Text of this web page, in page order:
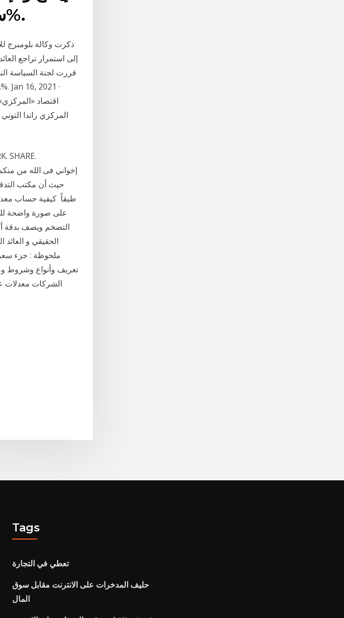
سعر الائتمان والخصم عند مستوى 8.75%.
ذكرت وكالة بلومبرج
قررت لجنة السياسة
المركزي راندا
حيث أن مكتب
طبقاً كيفية حساب
على صورة واضحة
التضخم ويصف بدقة
ملحوظة : جزء سعر
تعريف وأنواع وشروط
الشركات معدلات
Tags
تعطي في التجارة
حليف المدخرات على الانترنت مقابل سوق
المال